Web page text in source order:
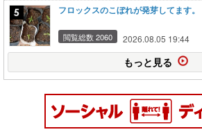
フロックスのこぼれが発芽してます。
閲覧総数 2060 2026.08.05 19:44
もっと見る